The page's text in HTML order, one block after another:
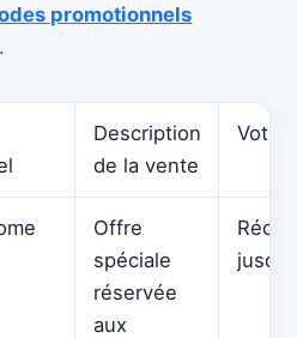
promotionnels
.
Description
de la vente
Votre
Offre
spéciale
réservée
aux